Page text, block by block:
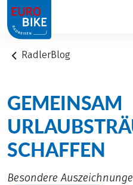
1
RadlerBlog
GEMEINSAM
SCHAFFEN
Besondere